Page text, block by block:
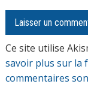
Ce site utilise
savoir plus sur la
commentaires